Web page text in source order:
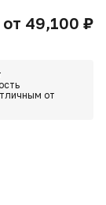
от 49,100 ₽
от